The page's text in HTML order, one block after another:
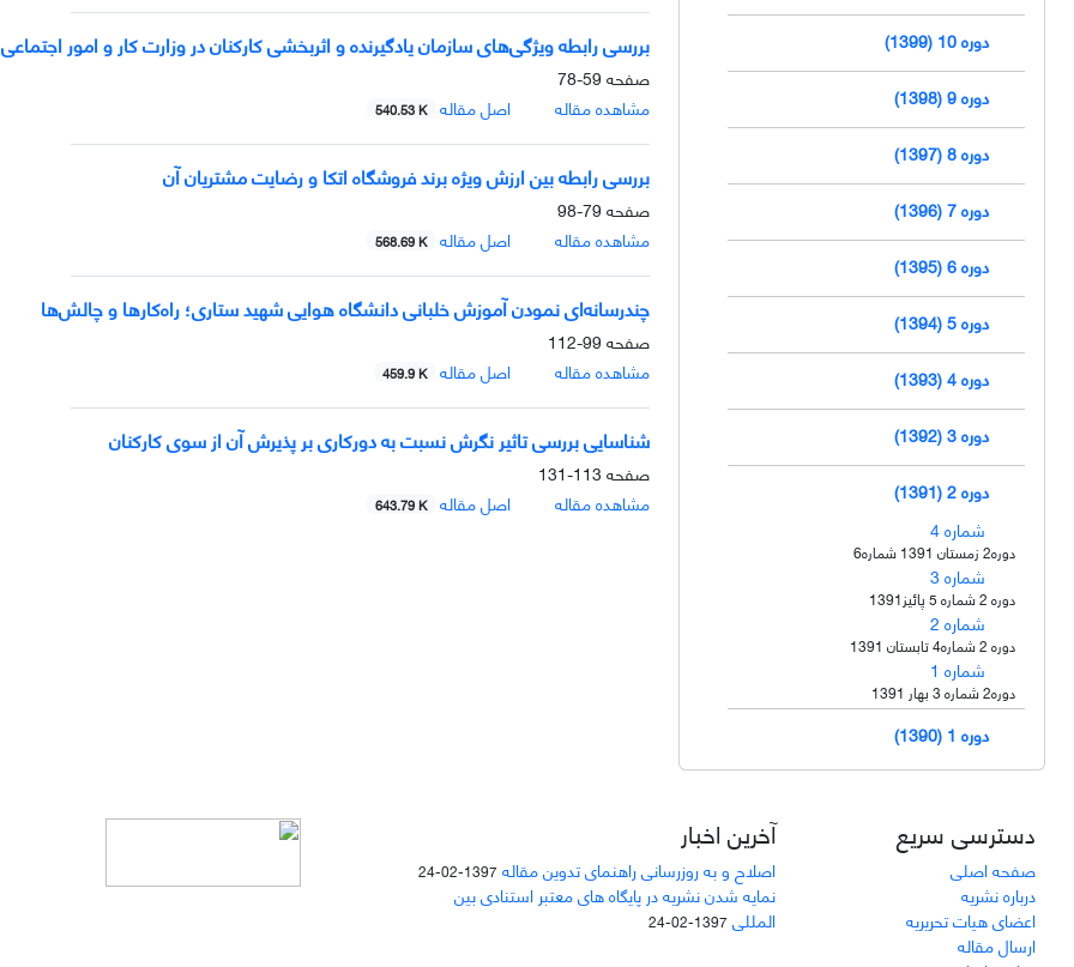
بررسی رابطه‌ ویژگی‌های سازمان یادگیرنده و اثربخشی کارکنان در وزارت کار و امور اجتماعی
صفحه59-78
مشاهده مقاله
اصل مقاله 540.53 K
بررسی رابطه بین ارزش ویژه برند فروشگاه اتکا و رضایت مشتریان آن
صفحه79-98
مشاهده مقاله
اصل مقاله 568.69 K
چند‌رسانه‌ای نمودن آموزش خلبانی دانشگاه هوایی شهید ستاری؛ راه‌کارها و چالش‌ها
صفحه99-112
مشاهده مقاله
اصل مقاله 459.9 K
شناسایی بررسی تاثیر نگرش نسبت به دورکاری بر پذیرش آن از سوی کارکنان
صفحه 113-131
مشاهده مقاله
اصل مقاله 643.79 K
دوره 10 (1399)
دوره 9 (1398)
دوره 8 (1397)
دوره 7 (1396)
دوره 6 (1395)
دوره 5 (1394)
دوره 4 (1393)
دوره 3 (1392)
دوره 2 (1391)
شماره 4
دوره2 زمستان 1391 شماره6
شماره 3
دوره 2 شماره 5 پائیز1391
شماره 2
دوره 2 شماره4 تابستان 1391
شماره 1
دوره2 شماره 3 بهار 1391
دوره 1 (1390)
دسترسی سریع
صفحه اصلی
درباره نشریه
اعضای هیات تحریریه
ارسال مقاله
آخرین اخبار
اصلاح و به روزرسانی راهنمای تدوین مقاله 1397-02-24
نمایه شدن نشریه در پایگاه های معتبر استنادی بین
المللی 1397-02-24